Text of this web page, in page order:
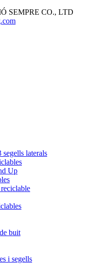
SEMPRE CO., LTD
segells laterals
Up
reciclable
buit
i segells